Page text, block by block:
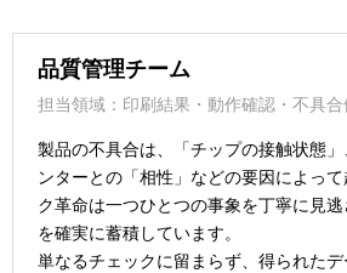
品質管理チーム
担当領域：印刷結果・動作確認・不具
製品の不具合は、「チップの接触状態
ンターとの「相性」などの要因によっ
ク革命は一つひとつの事象を丁寧に見
を確実に蓄積しています。
単なるチェックに留まらず、得られた